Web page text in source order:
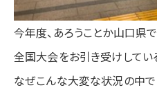
今年度、あろうことか山口
全国大会をお引き受けしてい
なぜこんな大変な状況の中で・